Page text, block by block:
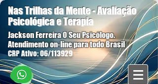
Nas Trilhas da Mente - Avaliação
Psicológica e Terapia
Jackson Ferreira O Seu Psicólogo.
Atendimento on-line para todo Brasil
CRP Ativo: 06/113929